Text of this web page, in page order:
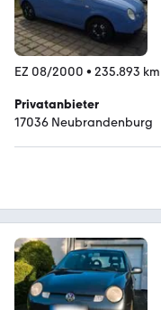
EZ 08/2000 • 235.893 km
Privatanbieter
17036 Neubrandenburg